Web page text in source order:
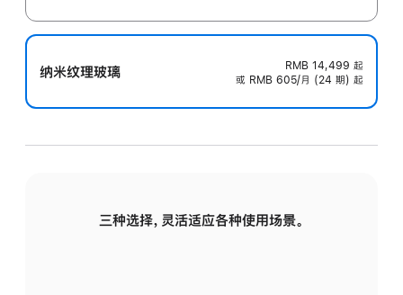
纳米纹理玻璃 RMB 14,499 起
或 RMB 605/月 (24 期) 起
三种选择，灵活适应各种使用场景。